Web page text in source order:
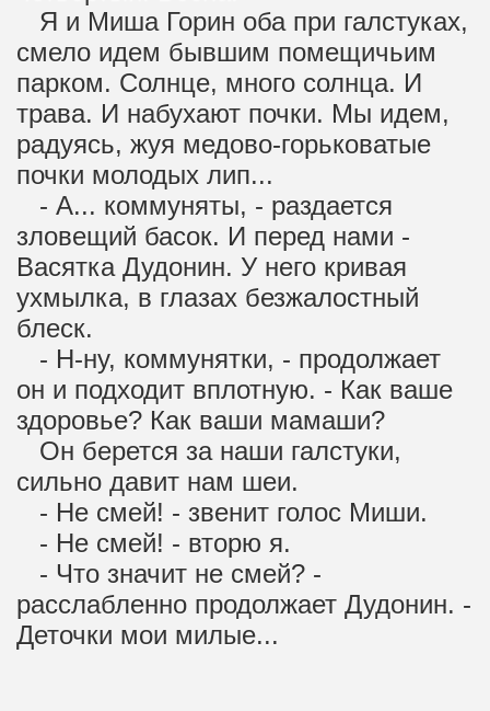
Я и Миша Горин оба при галстуках,
смело идем бывшим помещичьим
парком. Солнце, много солнца. И
трава. И набухают почки. Мы идем,
радуясь, жуя медово-горьковатые
почки молодых лип...
- А... коммуняты, - раздается
зловещий басок. И перед нами -
Васятка Дудонин. У него кривая
ухмылка, в глазах безжалостный
блеск.
- Н-ну, коммунятки, - продолжает
он и подходит вплотную. - Как ваше
здоровье? Как ваши мамаши?
Он берется за наши галстуки,
сильно давит нам шеи.
- Не смей! - звенит голос Миши.
- Не смей! - вторю я.
- Что значит не смей? -
расслабленно продолжает Дудонин. -
Деточки мои милые...